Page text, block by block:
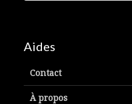
Aides
Contact
À propos